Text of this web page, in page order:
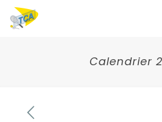
Calendrier